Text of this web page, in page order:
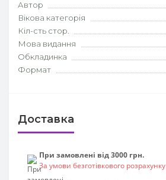
Автор
Вікова категорія
Кіл-сть стор.
Мова видання
Обкладинка
Формат
Доставка
При замовлені від 3000 грн.
За умови безготівкового розрахунку